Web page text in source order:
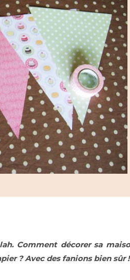
Comment décorer sa
? Avec des fanions bien sûr !